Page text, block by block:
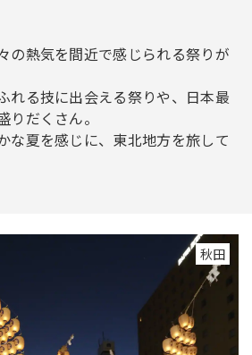
の熱気を間近で感じられる祭りが
れる技に出会える祭りや、日本最
りだくさん。
な夏を感じに、東北地方を旅して
秋田